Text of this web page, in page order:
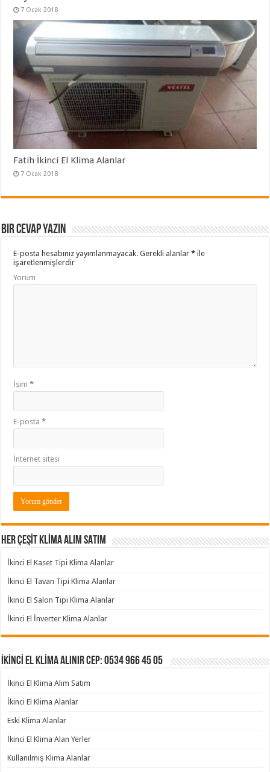
7 Ocak 2018
Fatih İkinci El Klima Alanlar
7 Ocak 2018
Bir cevap yazın
E-posta hesabınız yayımlanmayacak. Gerekli alanlar* ile
işaretlenmişlerdir
Yorum
İsim*
E-posta*
İnternet sitesi
HER ÇEŞİT KLİMA ALIM SATIM
İkinci El Kaset Tipi Klima Alanlar
İkinci El Tavan Tipi Klima Alanlar
İkinci El Salon Tipi Klima Alanlar
İkinci El İnverter Klima Alanlar
İKİNCİ EL KLİMA ALINIR Cep: 0534 966 45 05
İkinci El Klima Alım Satım
İkinci El Klima Alanlar
Eski Klima Alanlar
İkinci El Klima Alan Yerler
Kullanılmış Klima Alanlar